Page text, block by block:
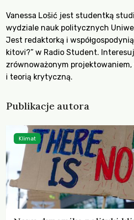
Vanessa Lošić jest studentką
wydziale nauk politycznych
Jest redaktorką i
kitovi?” w Radio Student.
zrównoważonym
i teorią krytyczną.
Publikacje autora
Klimat